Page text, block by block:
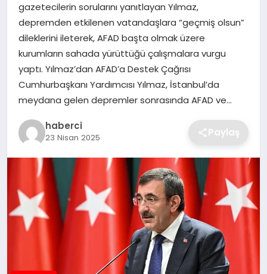
SPOR
TEKNOLOJI
YAŞAM
gazetecilerin sorularını yanıtlayan Yılmaz,
depremden etkilenen vatandaşlara “geçmiş olsun”
dileklerini ileterek, AFAD başta olmak üzere
kurumların sahada yürüttüğü çalışmalara vurgu
yaptı. Yılmaz’dan AFAD’a Destek Çağrısı
Cumhurbaşkanı Yardımcısı Yılmaz, İstanbul’da
meydana gelen depremler sonrasında AFAD ve…
haberci
23 Nisan 2025 Paylaş